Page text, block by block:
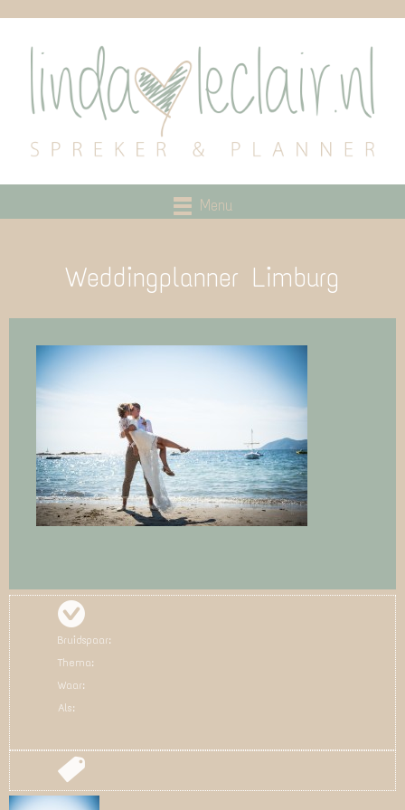
Menu
Weddingplanner Limburg
Bruidspaar:
Thema:
Waar:
Als: